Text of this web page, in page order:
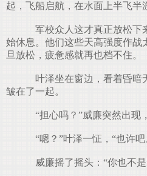
起，飞船启航，在水面上半飞半
军校众人这才真正放松下
始休息。他们这些天高强度作战
旦放松，疲惫感就再也档不住。
叶泽坐在窗边，看着昏暗
皱在了一起。
“担心吗？”威廉突然出现
“嗯？”叶泽一怔，“也许吧
威廉摇了摇头：“你也不